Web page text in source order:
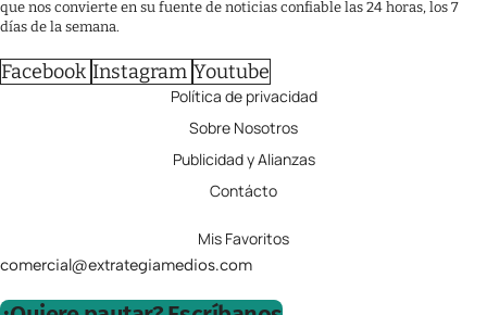
que nos convierte en su fuente de noticias confiable las 24 horas, los 7
días de la semana.
Facebook Instagram Youtube
Política de privacidad
Sobre Nosotros
Publicidad y Alianzas
Contácto
Mis Favoritos
comercial@extrategiamedios.com